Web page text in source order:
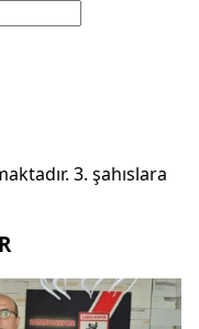
3. şahıslara